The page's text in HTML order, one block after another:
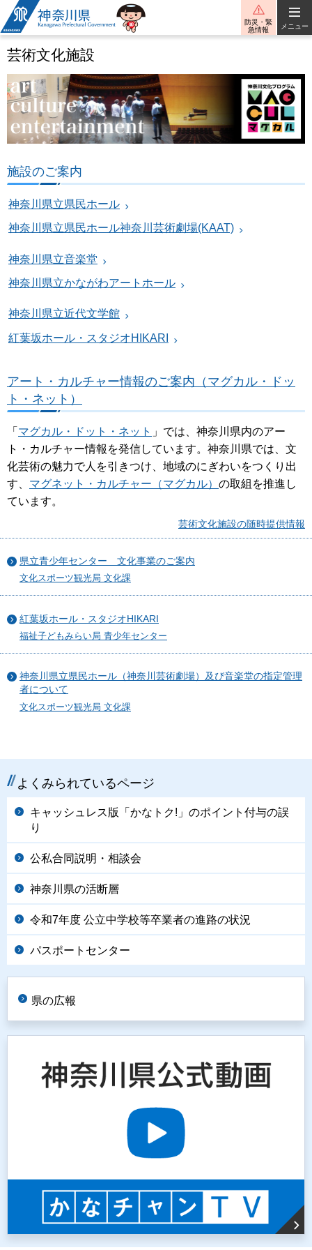
神奈川県
防災・緊
急情報
メニュー
芸術文化施設
施設のご案内
神奈川県立県民ホール
神奈川県立県民ホール神奈川芸術劇場(KAAT)
神奈川県立音楽堂
神奈川県立かながわアートホール
神奈川県立近代文学館
紅葉坂ホール・スタジオHIKARI
アート・カルチャー情報のご案内（マグカル・ドッ
ト・ネット）
「 マグカル・ドット・ネット 」では、神奈川県内のアー
ト・カルチャー情報を発信しています。神奈川県では、文
化芸術の魅力で人を引きつけ、地域のにぎわいをつくり出
す、 マグネット・カルチャー（マグカル） の取組を推進し
ています。
芸術文化施設の随時提供情報
県立青少年センター 文化事業のご案内
文化スポーツ観光局 文化課
紅葉坂ホール・スタジオHIKARI
福祉子どもみらい局 青少年センター
神奈川県立県民ホール（神奈川芸術劇場）及び音楽堂の指定管理
者について
文化スポーツ観光局 文化課
よくみられているページ
キャッシュレス版「かなトク!」のポイント付与の誤
り
公私合同説明・相談会
神奈川県の活断層
令和7年度 公立中学校等卒業者の進路の状況
パスポートセンター
県の広報